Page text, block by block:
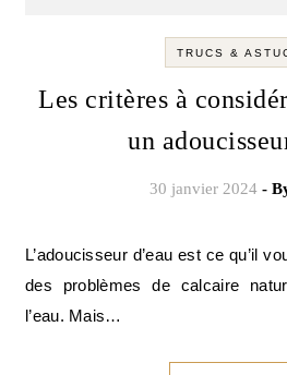
TRUCS &
Les critères à
un
30 janvier 2024 -
L’adoucisseur d’eau est ce qu’il vous faut pour venir à bout
des problèmes de calcaire
l’eau. Mais…